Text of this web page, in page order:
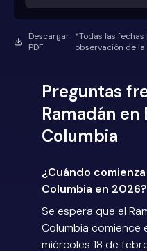
Descargar
PDF
*Todas las
observación de la
Preguntas
Ramadán en
Columbia
¿Cuándo
Columbia en 2026?
Se espera que el
Columbia comience
miércoles 18 de